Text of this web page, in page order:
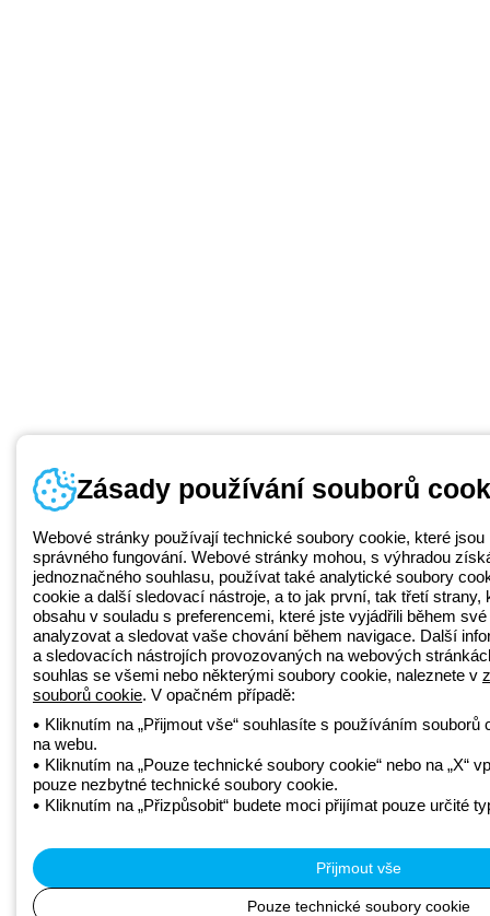
Zásady používání souborů
Webové stránky používají technické soubory cookie, které
správného fungování. Webové stránky mohou, s výhradou
jednoznačného souhlasu, používat také analytické soubory
cookie a další sledovací nástroje, a to jak první, tak třetí strany,
obsahu v souladu s preferencemi, které jste vyjádřili během
analyzovat a sledovat vaše chování během navigace. Další
a sledovacích nástrojích provozovaných na webových
souhlas se všemi nebo některými soubory cookie, naleznete v
souborů cookie. V opačném případě:
Kliknutím na „Přijmout vše“ souhlasíte s používáním souborů
na webu.
Kliknutím na „Pouze technické soubory cookie“ nebo na „X“
pouze nezbytné technické soubory cookie.
Kliknutím na „Přizpůsobit“ budete moci přijímat pouze určité
Přijmout vše
Pouze technické soubory cookie